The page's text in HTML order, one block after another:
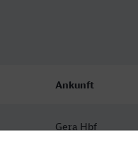
Ankunft
Gera Hbf